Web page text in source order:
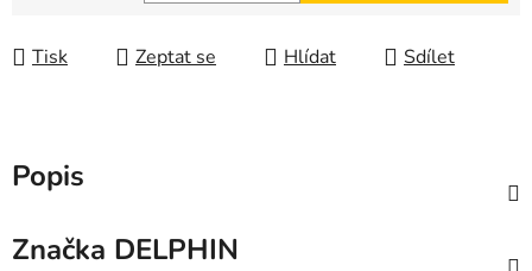
Tisk Zeptat se Hlídat Sdílet
Popis
Značka DELPHIN